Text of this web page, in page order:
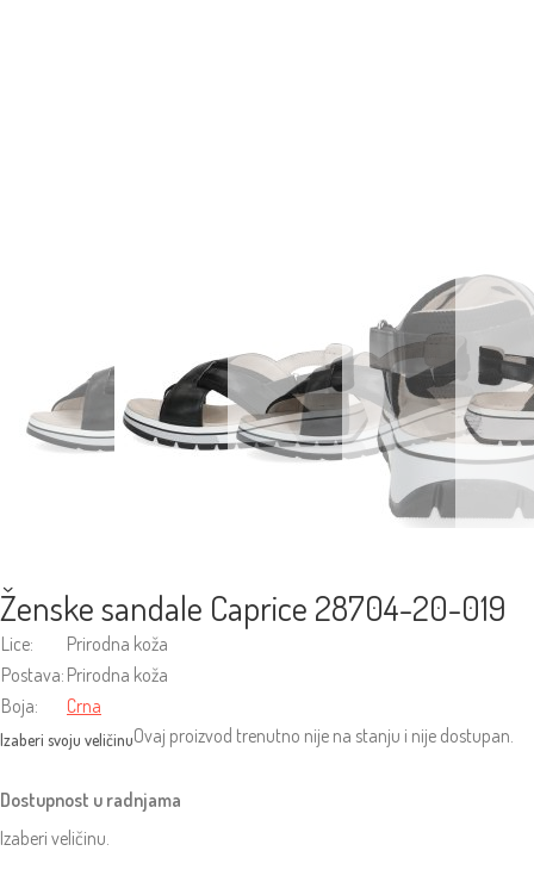
Ženske sandale Caprice 28704-20-019
Lice:
Prirodna koža
Postava: Prirodna koža
Boja:
Crna
Ovaj proizvod trenutno nije na stanju i nije dostupan.
Dostupnost u radnjama
Izaberi veličinu.